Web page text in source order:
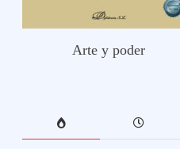
Arte y poder